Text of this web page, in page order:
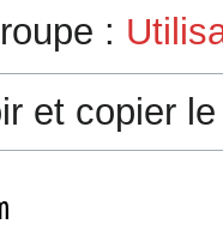
:
et copier